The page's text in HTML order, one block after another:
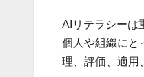
AIリテラシーは
個人や組織にと
理、評価、適用